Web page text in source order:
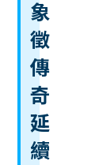
象
徵
傳
奇
延
續